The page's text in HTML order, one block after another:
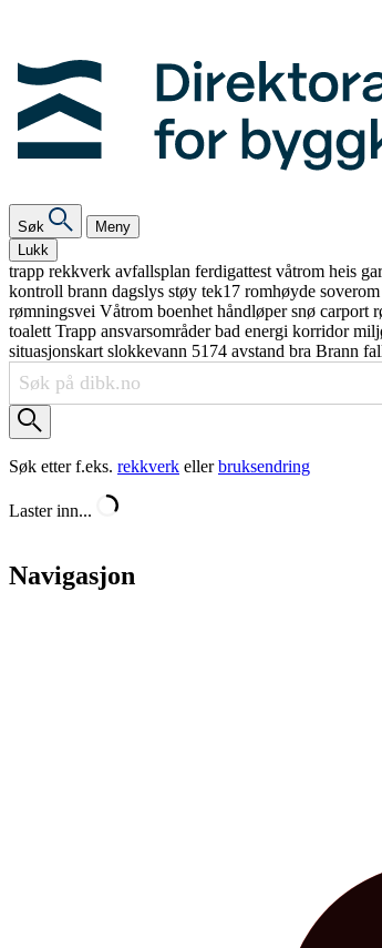
Søk
Meny
Lukk
trapp rekkverk avfallsplan ferdigattest våtrom heis
kontroll brann dagslys støy tek17 romhøyde soverom
rømningsvei Våtrom boenhet håndløpersnø carport
toalett Trapp ansvarsområderbad energi korridor
situasjonskart slokkevann 5174 avstand bra Brann
Søk etter f.eks. rekkverk ellerbruksendring
Laster inn...
Navigasjon